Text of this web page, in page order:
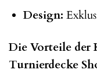
Design:
Die Vorteile der
Turnierdecke